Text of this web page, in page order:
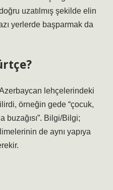
uzatılmış şekilde elin
yerlerde başparmak da
lehçelerindeki
örneğin gede “çocuk,
buzağısı”. Bilgi/Bilgi;
de aynı yapıya